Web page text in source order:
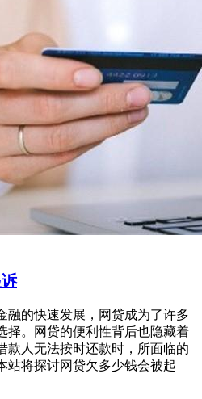
融的快速发展，网贷成为了许多
择。网贷的便利性背后也隐藏着
款人无法按时还款时，所面临的
站将探讨网贷欠多少钱会被起